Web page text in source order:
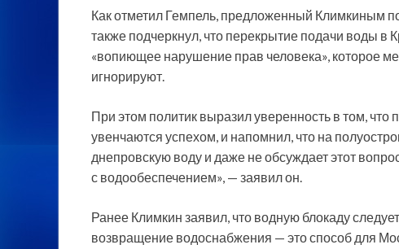
Как отметил Гемпель, предложенный Климкиным
также подчеркнул, что перекрытие подачи воды
«вопиющее нарушение прав человека», которое
игнорируют.
При этом политик выразил уверенность в том,
увенчаются успехом, и напомнил, что на
днепровскую воду и даже не обсуждает этот
с водообеспечением», — заявил он.
Ранее Климкин заявил, что водную блокаду
возвращение водоснабжения — это способ для